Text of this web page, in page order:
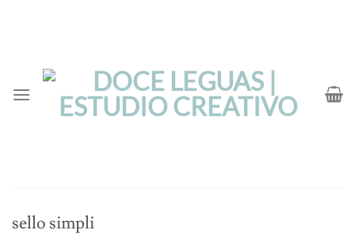
sello simpli